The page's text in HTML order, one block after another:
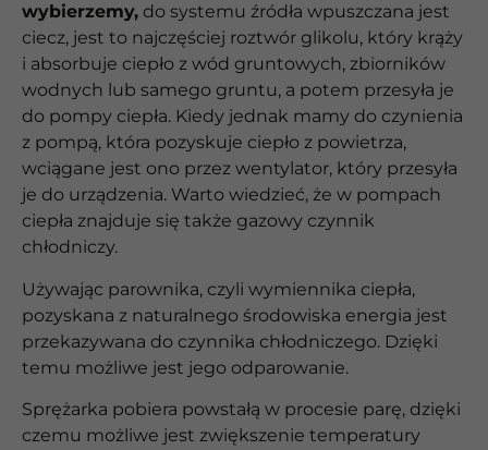
wybierzemy, do systemu źródła wpuszczana jest
ciecz, jest to najczęściej roztwór glikolu, który krąży
i absorbuje ciepło z wód gruntowych, zbiorników
wodnych lub samego gruntu, a potem przesyła je
do pompy ciepła. Kiedy jednak mamy do czynienia
z pompą, która pozyskuje ciepło z powietrza,
wciągane jest ono przez wentylator, który przesyła
je do urządzenia. Warto wiedzieć, że w pompach
ciepła znajduje się także gazowy czynnik
chłodniczy.
Używając parownika, czyli wymiennika ciepła,
pozyskana z naturalnego środowiska energia jest
przekazywana do czynnika chłodniczego. Dzięki
temu możliwe jest jego odparowanie.
Sprężarka pobiera powstałą w procesie parę, dzięki
czemu możliwe jest zwiększenie temperatury